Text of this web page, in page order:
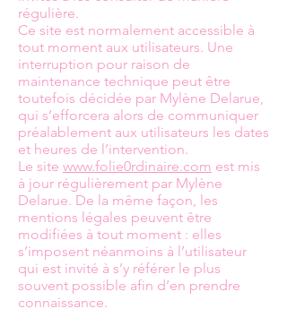
régulière.
Ce site est normalement accessible à
tout moment aux utilisateurs. Une
interruption pour raison de
maintenance technique peut être
toutefois décidée par Mylène Delarue,
qui s’efforcera alors de communiquer
préalablement aux utilisateurs les dates
et heures de l’intervention.
Le site www.folie0rdinaire.com est mis
à jour régulièrement par Mylène
Delarue. De la même façon, les
mentions légales peuvent être
modifiées à tout moment : elles
s’imposent néanmoins à l’utilisateur
qui est invité à s’y référer le plus
souvent possible afin d’en prendre
connaissance.